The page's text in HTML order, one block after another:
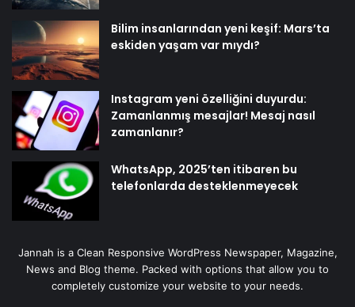
Bilim insanlarından yeni keşif: Mars’ta
eskiden yaşam var mıydı?
Instagram yeni özelliğini duyurdu:
Zamanlanmış mesajlar! Mesaj nasıl
zamanlanır?
WhatsApp, 2025’ten itibaren bu
telefonlarda desteklenmeyecek
Jannah is a Clean Responsive WordPress Newspaper, Magazine,
News and Blog theme. Packed with options that allow you to
completely customize your website to your needs.